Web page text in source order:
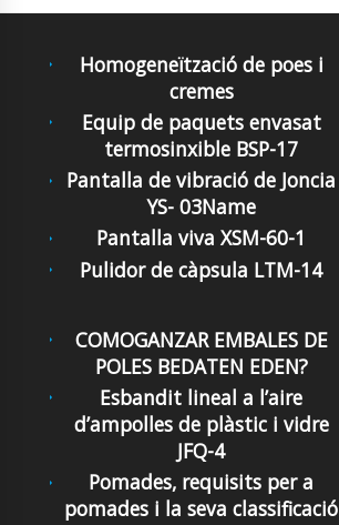
Homogeneïtzació de poes i
cremes
Equip de paquets envasat
termosinxible BSP-17
Pantalla de vibració de Joncia
YS- 03Name
Pantalla viva XSM-60-1
Pulidor de càpsula LTM-14
COMOGANZAR EMBALES DE
POLES BEDATEN EDEN?
Esbandit lineal a l’aire
d’ampolles de plàstic i vidre
JFQ-4
Pomades, requisits per a
pomades i la seva classificació